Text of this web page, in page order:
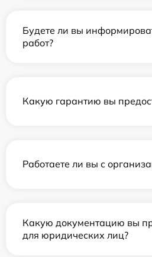
Будете ли вы
работ?
Какую гарантию вы
Работаете ли вы с
Какую документацию вы
для юридических лиц?